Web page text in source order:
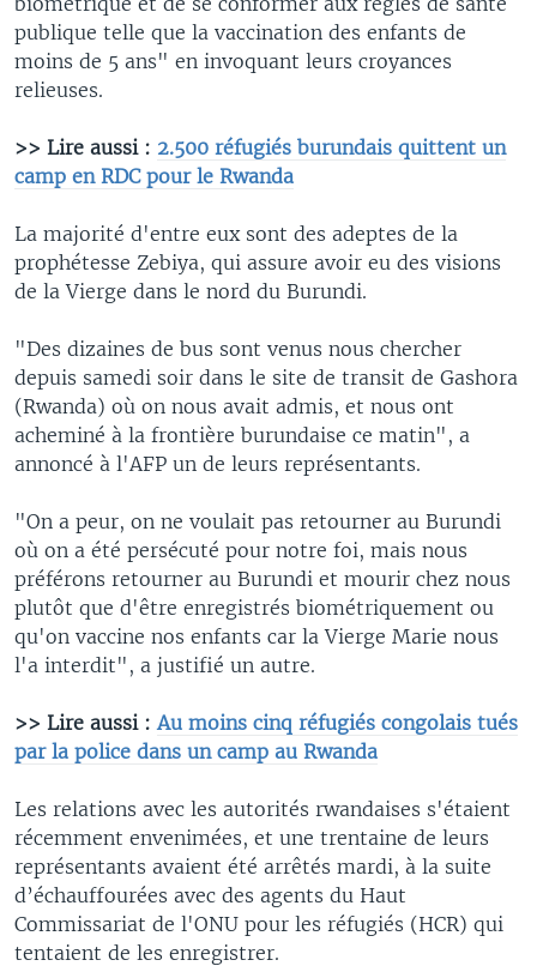
publique telle que la vaccination des enfants de
moins de 5 ans" en invoquant leurs croyances
relieuses.
>> Lire aussi : 2.500 réfugiés burundais quittent un
camp en RDC pour le Rwanda
La majorité d'entre eux sont des adeptes de la
prophétesse Zebiya, qui assure avoir eu des visions
de la Vierge dans le nord du Burundi.
"Des dizaines de bus sont venus nous chercher
depuis samedi soir dans le site de transit de Gashora
(Rwanda) où on nous avait admis, et nous ont
acheminé à la frontière burundaise ce matin", a
annoncé à l'AFP un de leurs représentants.
"On a peur, on ne voulait pas retourner au Burundi
où on a été persécuté pour notre foi, mais nous
préférons retourner au Burundi et mourir chez nous
plutôt que d'être enregistrés biométriquement ou
qu'on vaccine nos enfants car la Vierge Marie nous
l'a interdit", a justifié un autre.
>> Lire aussi : Au moins cinq réfugiés congolais tués
par la police dans un camp au Rwanda
Les relations avec les autorités rwandaises s'étaient
récemment envenimées, et une trentaine de leurs
représentants avaient été arrêtés mardi, à la suite
d’échauffourées avec des agents du Haut
Commissariat de l'ONU pour les réfugiés (HCR) qui
tentaient de les enregistrer.